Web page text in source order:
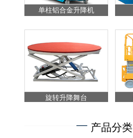
单柱铝合金升降机
旋转升降舞台
产品分类